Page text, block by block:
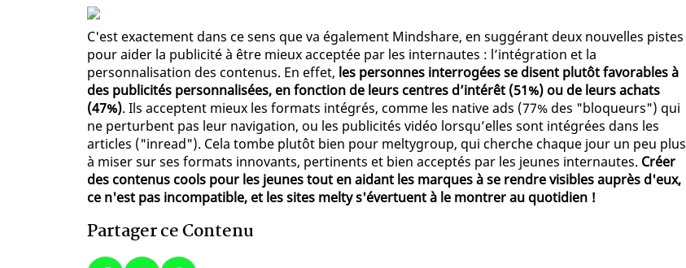
C'est exactement dans ce sens que va également Mindshare, en suggérant deux nouvelles pistes
pour aider la publicité à être mieux acceptée par les internautes : l’intégration et la
personnalisation des contenus. En effet, les personnes interrogées se disent plutôt favorables à
des publicités personnalisées, en fonction de leurs centres d’intérêt (51%) ou de leurs achats
(47%). Ils acceptent mieux les formats intégrés, comme les native ads (77% des "bloqueurs") qui
ne perturbent pas leur navigation, ou les publicités vidéo lorsqu’elles sont intégrées dans les
articles ("inread"). Cela tombe plutôt bien pour meltygroup, qui cherche chaque jour un peu plus
à miser sur ses formats innovants, pertinents et bien acceptés par les jeunes internautes. Créer
des contenus cools pour les jeunes tout en aidant les marques à se rendre visibles auprès d'eux,
ce n'est pas incompatible, et les sites melty s'évertuent à le montrer au quotidien !
Partager ce Contenu